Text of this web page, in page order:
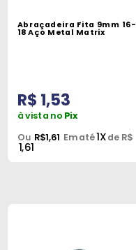
Abraçadeira Fita 9mm 16-
18 Aço Metal Matrix
R$ 1,53
à vista no Pix
Ou R$1,61 Em até1Xde R$
1,61